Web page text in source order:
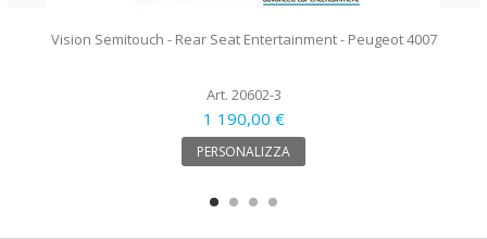
Vision Semitouch - Rear Seat Entertainment - Peugeot 4007
Art. 20602-3
1 190,00 €
PERSONALIZZA